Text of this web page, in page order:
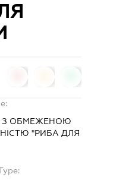
З ОБМЕЖЕНОЮ
"РИБА ДЛЯ